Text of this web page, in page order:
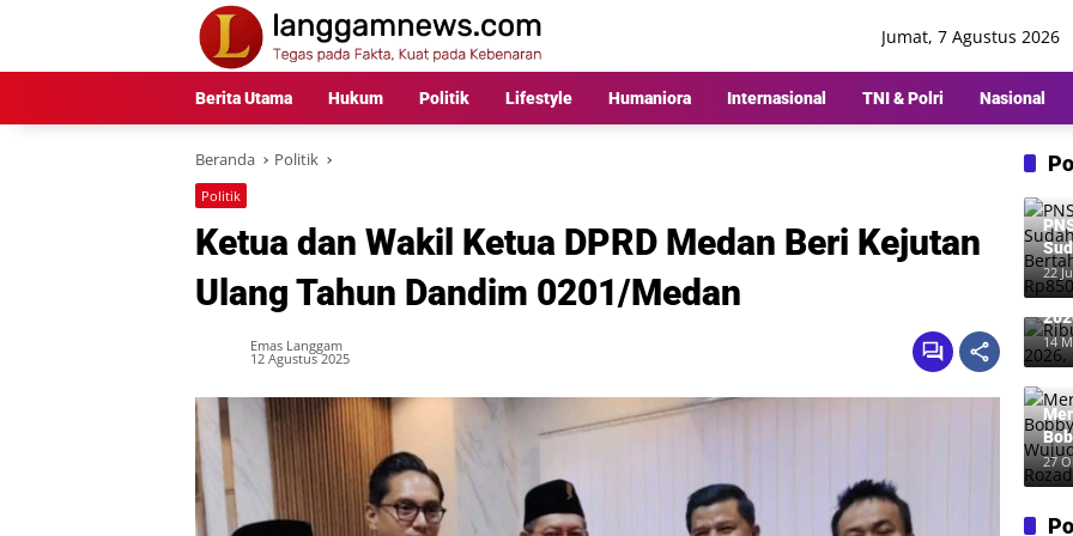
Jumat, 7 Agustus 2026
Berita Utama Hukum Politik Lifestyle Humaniora Internasional TNI & Polri Nasional
Beranda Politik
Politik
Ketua dan Wakil Ketua DPRD Medan Beri Kejutan
Ulang Tahun Dandim 0201/Medan
Emas Langgam
12 Agustus 2025
22
14
27